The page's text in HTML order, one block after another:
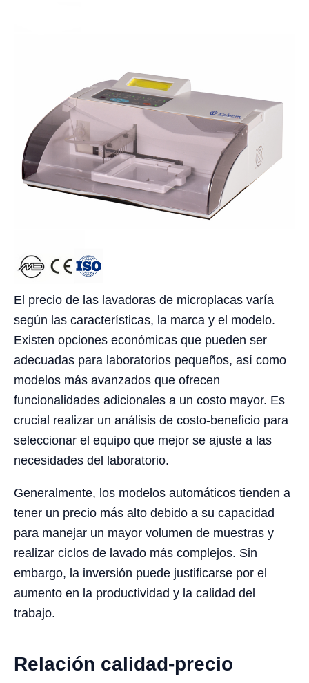
El precio de las lavadoras de microplacas varía
según las características, la marca y el modelo.
Existen opciones económicas que pueden ser
adecuadas para laboratorios pequeños, así como
modelos más avanzados que ofrecen
funcionalidades adicionales a un costo mayor. Es
crucial realizar un análisis de costo-beneficio para
seleccionar el equipo que mejor se ajuste a las
necesidades del laboratorio.
Generalmente, los modelos automáticos tienden a
tener un precio más alto debido a su capacidad
para manejar un mayor volumen de muestras y
realizar ciclos de lavado más complejos. Sin
embargo, la inversión puede justificarse por el
aumento en la productividad y la calidad del
trabajo.
Relación calidad-precio